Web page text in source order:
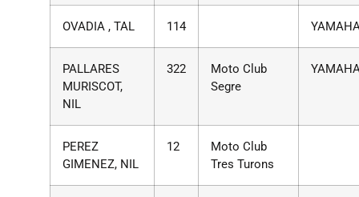
OVADIA , TAL 114
PALLARES
MURISCOT,
NIL
322
Moto Club
Segre
PEREZ
GIMENEZ, NIL
12
Moto Club
Tres Turons